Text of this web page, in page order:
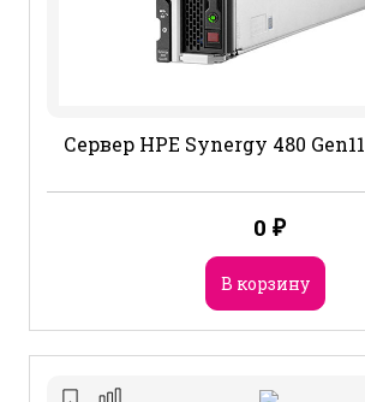
Сервер HPE Synergy 480
0 ₽
В корзину